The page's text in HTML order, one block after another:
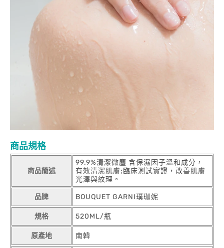
商品規格
商品簡述
99.9%清潔微塵 含保濕因子溫和成分，
有效清潔肌膚;臨床測試實證，改善肌膚
光澤與紋理。
品牌 BOUQUET GARNI璞珈妮
規格 520ML/瓶
原產地 南韓